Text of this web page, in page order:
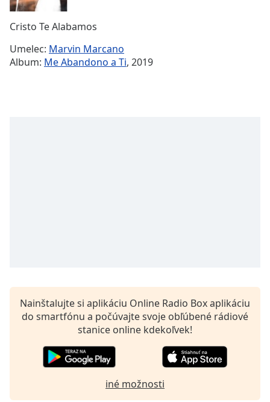
Time-
settings
dialog
subtitles
selected
Cristo Te Alabamos
Umelec: Marvin Marcano
Album: Me Abandono a Ti, 2019
Nainštalujte si aplikáciu Online Radio Box aplikáciu
do smartfónu a počúvajte svoje obľúbené rádiové
stanice online kdekoľvek!
iné možnosti